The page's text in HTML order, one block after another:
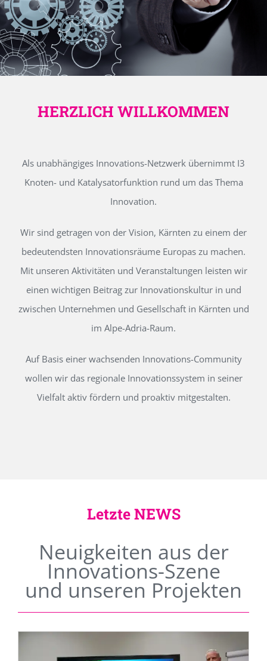
HERZLICH WILLKOMMEN
Als unabhängiges Innovations-Netzwerk übernimmt I3
Knoten- und Katalysatorfunktion rund um das Thema
Innovation.
Wir sind getragen von der Vision, Kärnten zu einem der
bedeutendsten Innovationsräume Europas zu machen.
Mit unseren Aktivitäten und Veranstaltungen leisten wir
einen wichtigen Beitrag zur Innovationskultur in und
zwischen Unternehmen und Gesellschaft in Kärnten und
im Alpe-Adria-Raum.
Auf Basis einer wachsenden Innovations-Community
wollen wir das regionale Innovationssystem in seiner
Vielfalt aktiv fördern und proaktiv mitgestalten.
Letzte NEWS
Neuigkeiten aus der
Innovations-Szene
und unseren Projekten